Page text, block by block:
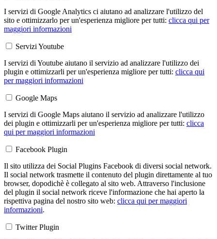
I servizi di Google Analytics ci aiutano ad analizzare l'utilizzo del
sito e ottimizzarlo per un'esperienza migliore per tutti: clicca qui per
maggiori informazioni
Servizi Youtube
I servizi di Youtube aiutano il servizio ad analizzare l'utilizzo dei
plugin e ottimizzarli per un'esperienza migliore per tutti: clicca qui
per maggiori informazioni
Google Maps
I servizi di Google Maps aiutano il servizio ad analizzare l'utilizzo
dei plugin e ottimizzarli per un'esperienza migliore per tutti: clicca
qui per maggiori informazioni
Facebook Plugin
Il sito utilizza dei Social Plugins Facebook di diversi social network.
Il social network trasmette il contenuto del plugin direttamente al tuo
browser, dopodichè è collegato al sito web. Attraverso l'inclusione
del plugin il social network riceve l'informazione che hai aperto la
rispettiva pagina del nostro sito web: clicca qui per maggiori
informazioni.
Twitter Plugin